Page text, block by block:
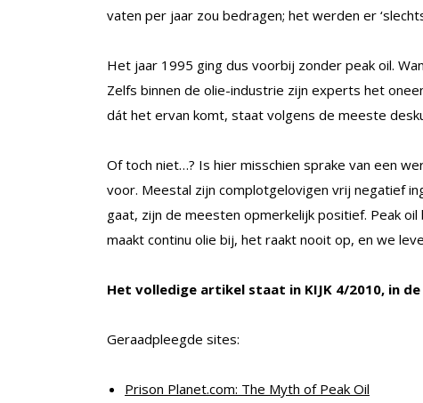
vaten per jaar zou bedragen; het werden er
Het jaar 1995 ging dus voorbij zonder peak oil.
Zelfs binnen de olie-industrie zijn experts het
dát het ervan komt, staat volgens de meeste
Of toch niet…? Is hier misschien sprake van een
voor. Meestal zijn complotgelovigen vrij negatief
gaat, zijn de meesten opmerkelijk positief. Peak
maakt continu olie bij, het raakt nooit op, en we
Het volledige artikel staat in KIJK 4/2010, in
Geraadpleegde sites:
Prison Planet.com: The Myth of Peak Oil